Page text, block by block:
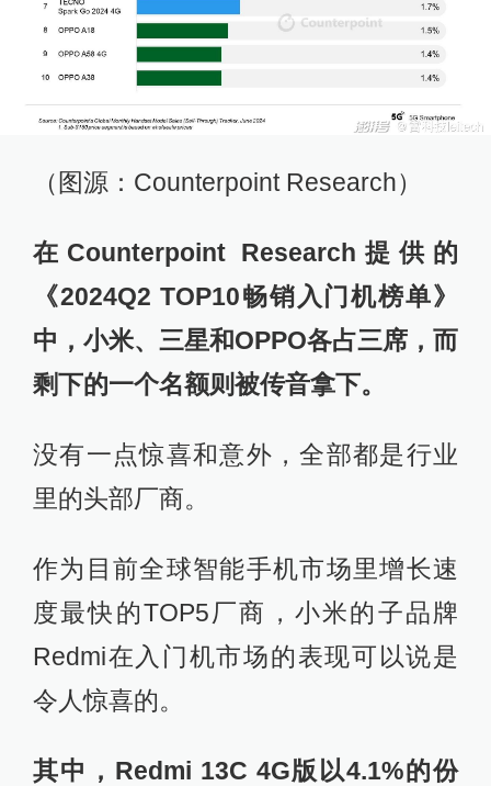
（图源：Counterpoint Research）
在Counterpoint Research提供的
《2024Q2 TOP10畅销入门机榜单》
中，小米、三星和OPPO各占三席，而
剩下的一个名额则被传音拿下。
没有一点惊喜和意外，全部都是行业
里的头部厂商。
作为目前全球智能手机市场里增长速
度最快的TOP5厂商，小米的子品牌
Redmi在入门机市场的表现可以说是
令人惊喜的。
其中，Redmi 13C 4G版以4.1%的份